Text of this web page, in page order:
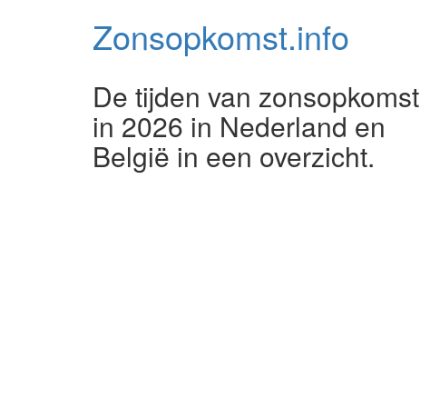
Zonsopkomst.info
De tijden van zonsopkomst
in 2026 in Nederland en
België in een overzicht.